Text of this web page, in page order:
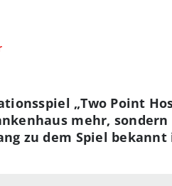
„Two Point
mehr,
zu dem Spiel bekannt